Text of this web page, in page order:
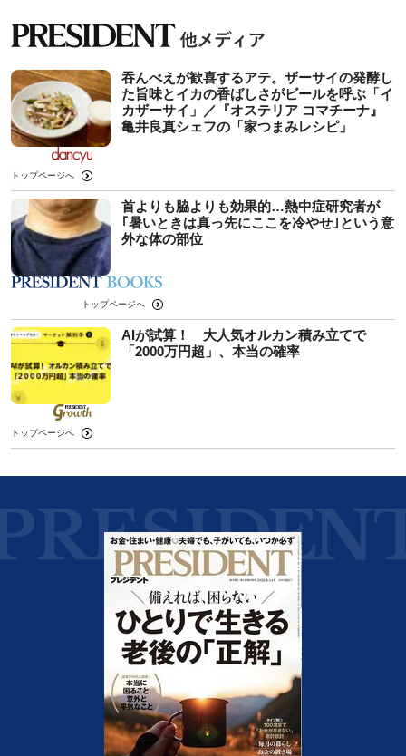
吞んべえが歓喜するアテ。ザーサイの発酵し
た旨味とイカの香ばしさがビールを呼ぶ「イ
カザーサイ」／『オステリア コマチーナ』
⻲井良真シェフの「家つまみレシピ」
トップページへ
首よりも脇よりも効果的…熱中症研究者が
｢暑いときは真っ先にここを冷やせ｣という意
外な体の部位
トップページへ
AIが試算！ 大人気オルカン積み立てで
「2000万円超」、本当の確率
トップページへ